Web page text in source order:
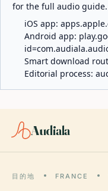
for the full audio guide.
iOS app:
Android app:
Smart download
Editorial process:
Audiala
目的地 FRANCE